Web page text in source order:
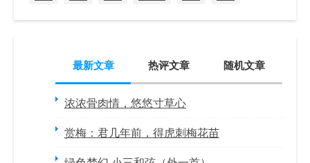
最新文章 热评文章 随机文章
浓浓骨肉情，悠悠寸草心
赏梅：君几年前，得虎刺梅花苗